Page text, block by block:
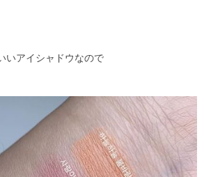
いアイシャドウなので